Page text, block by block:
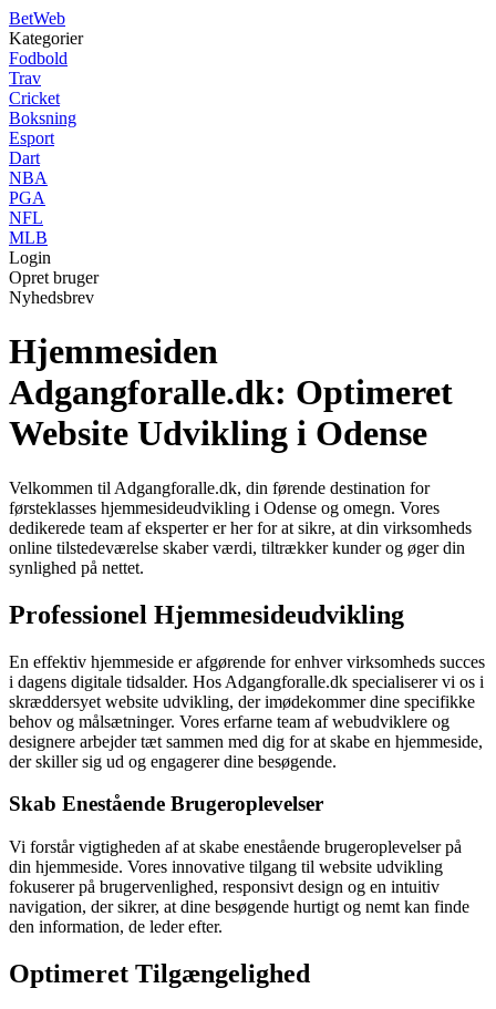
BetWeb
Kategorier
Fodbold
Trav
Cricket
Boksning
Esport
Dart
NBA
PGA
NFL
MLB
Login
Opret bruger
Nyhedsbrev
Hjemmesiden
Adgangforalle.dk: Optimeret
Website Udvikling i Odense
Velkommen til Adgangforalle.dk, din førende destination for
førsteklasses hjemmesideudvikling i Odense og omegn. Vores
dedikerede team af eksperter er her for at sikre, at din virksomheds
online tilstedeværelse skaber værdi, tiltrækker kunder og øger din
synlighed på nettet.
Professionel Hjemmesideudvikling
En effektiv hjemmeside er afgørende for enhver virksomheds succes
i dagens digitale tidsalder. Hos Adgangforalle.dk specialiserer vi os i
skræddersyet website udvikling, der imødekommer dine specifikke
behov og målsætninger. Vores erfarne team af webudviklere og
designere arbejder tæt sammen med dig for at skabe en hjemmeside,
der skiller sig ud og engagerer dine besøgende.
Skab Enestående Brugeroplevelser
Vi forstår vigtigheden af at skabe enestående brugeroplevelser på
din hjemmeside. Vores innovative tilgang til website udvikling
fokuserer på brugervenlighed, responsivt design og en intuitiv
navigation, der sikrer, at dine besøgende hurtigt og nemt kan finde
den information, de leder efter.
Optimeret Tilgængelighed